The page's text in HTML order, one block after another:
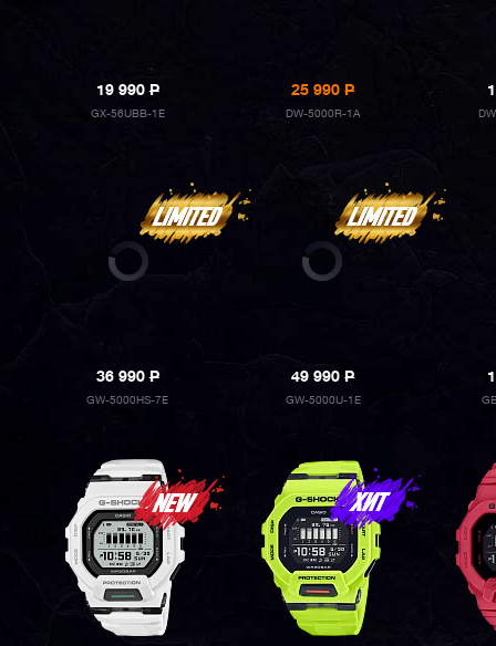
19 990P
GX-56UBB-1E
25 990P
DW-5000R-1A
36 990P
GW-5000HS-7E
49 990P
GW-5000U-1E